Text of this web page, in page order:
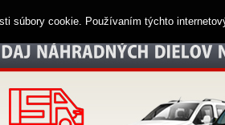
súbory cookie. Používaním týchto